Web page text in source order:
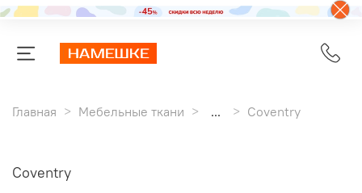
Главная Мебельные ткани ... Coventry
Coventry